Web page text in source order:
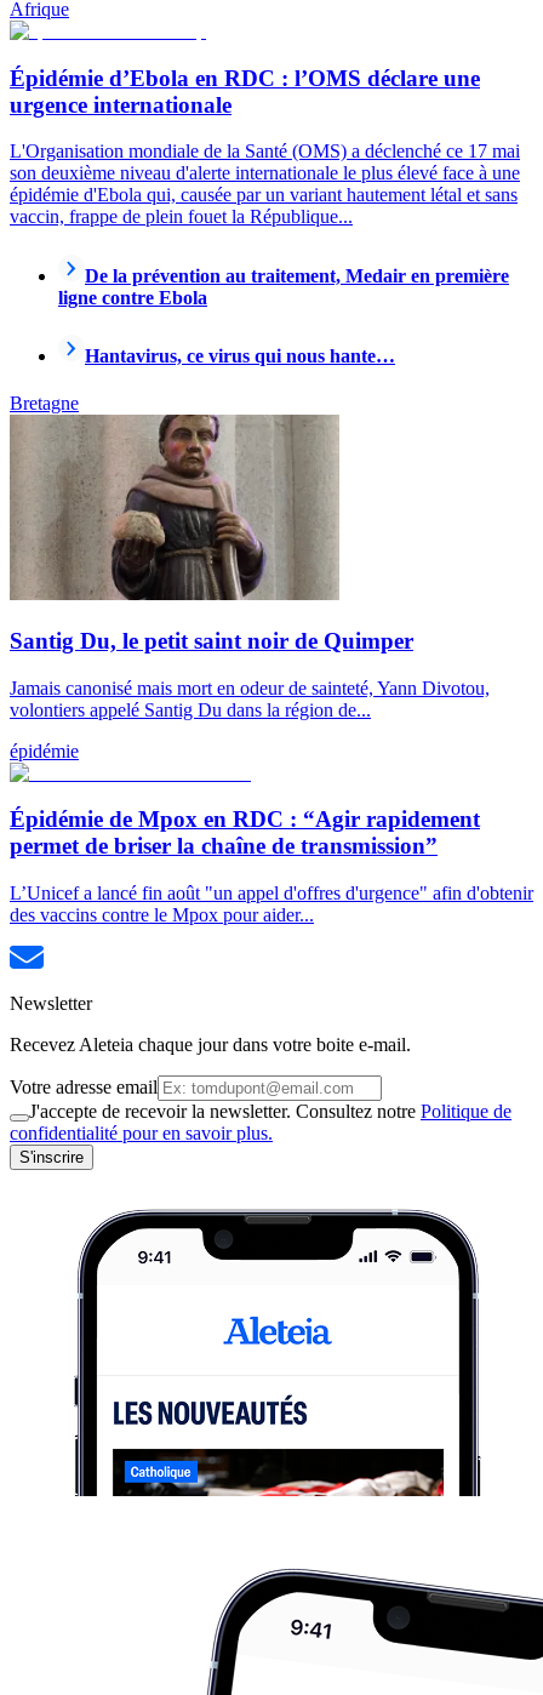
Afrique
Épidémie d’Ebola en RDC : l’OMS déclare une
urgence internationale
L'Organisation mondiale de la Santé (OMS) a déclenché ce 17 mai
son deuxième niveau d'alerte internationale le plus élevé face à une
épidémie d'Ebola qui, causée par un variant hautement létal et sans
vaccin, frappe de plein fouet la République...
De la prévention au traitement, Medair en première
ligne contre Ebola
Hantavirus, ce virus qui nous hante…
Bretagne
Santig Du, le petit saint noir de Quimper
Jamais canonisé mais mort en odeur de sainteté, Yann Divotou,
volontiers appelé Santig Du dans la région de...
épidémie
Épidémie de Mpox en RDC : “Agir rapidement
permet de briser la chaîne de transmission”
L’Unicef a lancé fin août "un appel d'offres d'urgence" afin d'obtenir
des vaccins contre le Mpox pour aider...
Newsletter
Recevez Aleteia chaque jour dans votre boite e-mail.
Votre adresse email
J'accepte de recevoir la newsletter. Consultez notre Politique de
confidentialité pour en savoir plus.
S'inscrire